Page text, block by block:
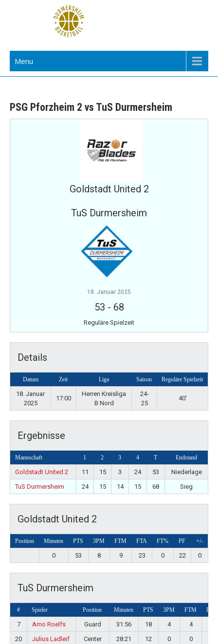
TuS Durmersheim Basketball
Menu
PSG Pforzheim 2 vs TuS Durmersheim
Goldstadt United 2
TuS Durmersheim
18. Januar 2025
53 - 68
Reguläre Spielzeit
Details
Datum Zeit Liga Saison Reguläre Spielzeit
18. Januar
2025
17:00
Herren Kreisliga
B Nord
24-
25
40'
Ergebnisse
Mannschaft 1 2 3 4 T Endstand
Goldstadt United 2 11 15 3 24 53
Niederlage
TuS Durmersheim
24 15 14 15 68 Sieg
Goldstadt United 2
Position Minuten PTS 3PM FTM FTA FT% PF +/-
0 53 8 9 23 0 22 0
TuS Durmersheim
# Spieler Position Minuten PTS 3PM FTM FTA
7 Arno Roelfs Guard 31:56 18 4 4
20
Julius Ladleif Center 28:21 12 0 0